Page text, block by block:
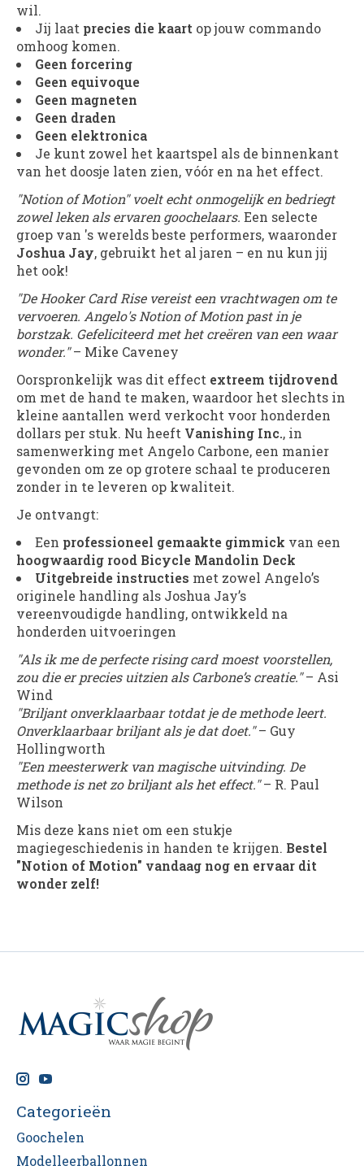
wil.
Jij laat precies die kaart op jouw commando
omhoog komen.
Geen forcering
Geen equivoque
Geen magneten
Geen draden
Geen elektronica
Je kunt zowel het kaartspel als de binnenkant
van het doosje laten zien, vóór en na het effect.
"Notion of Motion" voelt echt onmogelijk en bedriegt
zowel leken als ervaren goochelaars. Een selecte
groep van 's werelds beste performers, waaronder
Joshua Jay, gebruikt het al jaren – en nu kun jij
het ook!
"De Hooker Card Rise vereist een vrachtwagen om te
vervoeren. Angelo's Notion of Motion past in je
borstzak. Gefeliciteerd met het creëren van een waar
wonder."– Mike Caveney
Oorspronkelijk was dit effect extreem tijdrovend
om met de hand te maken, waardoor het slechts in
kleine aantallen werd verkocht voor honderden
dollars per stuk. Nu heeft Vanishing Inc., in
samenwerking met Angelo Carbone, een manier
gevonden om ze op grotere schaal te produceren
zonder in te leveren op kwaliteit.
Je ontvangt:
Een professioneel gemaakte gimmick van een
hoogwaardig rood Bicycle Mandolin Deck
Uitgebreide instructies met zowel Angelo’s
originele handling als Joshua Jay’s
vereenvoudigde handling, ontwikkeld na
honderden uitvoeringen
"Als ik me de perfecte rising card moest voorstellen,
zou die er precies uitzien als Carbone’s creatie."– Asi
Wind
"Briljant onverklaarbaar totdat je de methode leert.
Onverklaarbaar briljant als je dat doet."– Guy
Hollingworth
"Een meesterwerk van magische uitvinding. De
methode is net zo briljant als het effect."– R. Paul
Wilson
Mis deze kans niet om een stukje
magiegeschiedenis in handen te krijgen. Bestel
"Notion of Motion" vandaag nog en ervaar dit
wonder zelf!
Categorieën
Goochelen
Modelleerballonnen